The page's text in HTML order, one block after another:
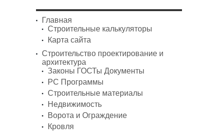
Главная
Строительные калькуляторы
Карта сайта
Строительство проектирование и
архитектура
Законы ГОСТы Документы
PC Программы
Строительные материалы
Недвижимость
Ворота и Ограждение
Кровля